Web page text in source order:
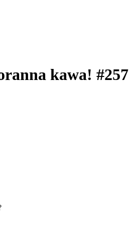
kawa! #257